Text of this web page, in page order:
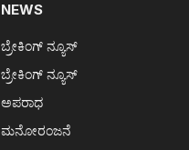
NEWS
ಬ್ರೇಕಿಂಗ್ ನ್ಯೂಸ್
ಬ್ರೇಕಿಂಗ್ ನ್ಯೂಸ್
ಅಪರಾಧ
ಮನೋರಂಜನೆ